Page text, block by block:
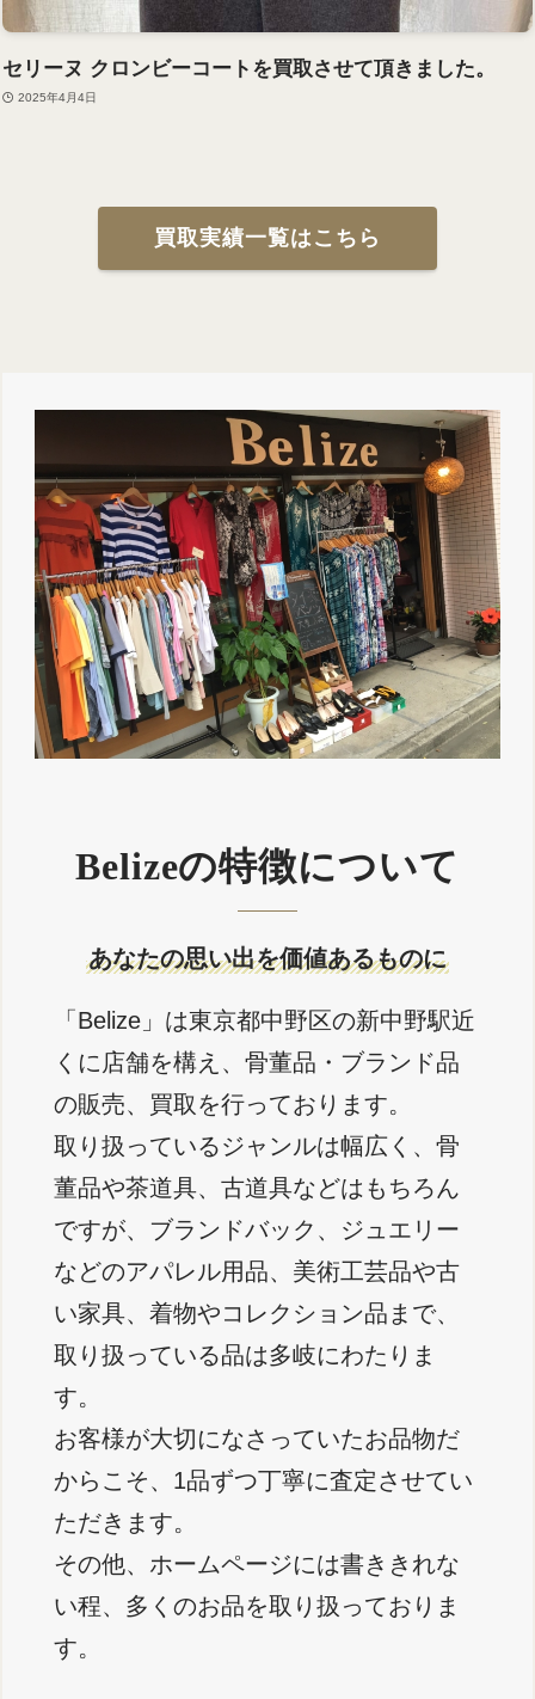
セリーヌ クロンビーコートを買取させて頂きました。
2025年4月4日
買取実績一覧はこちら
Belizeの特徴について
あなたの思い出を価値あるものに
「Belize」は東京都中野区の新中野駅近
くに店舗を構え、骨董品・ブランド品
の販売、買取を行っております。
取り扱っているジャンルは幅広く、骨
董品や茶道具、古道具などはもちろん
ですが、ブランドバック、ジュエリー
などのアパレル用品、美術工芸品や古
い家具、着物やコレクション品まで、
取り扱っている品は多岐にわたりま
す。
お客様が大切になさっていたお品物だ
からこそ、1品ずつ丁寧に査定させてい
ただきます。
その他、ホームページには書ききれな
い程、多くのお品を取り扱っておりま
す。